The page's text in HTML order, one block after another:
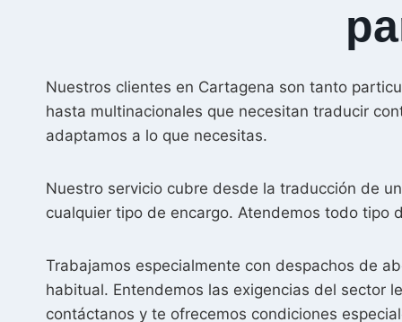
Nuestros clientes en Cartagena son tanto
hasta multinacionales que necesitan traducir
adaptamos a lo que necesitas.
Nuestro servicio cubre desde la traducción de
cualquier tipo de encargo. Atendemos todo tipo
Trabajamos especialmente con despachos de
habitual. Entendemos las exigencias del sector
contáctanos y te ofrecemos condiciones